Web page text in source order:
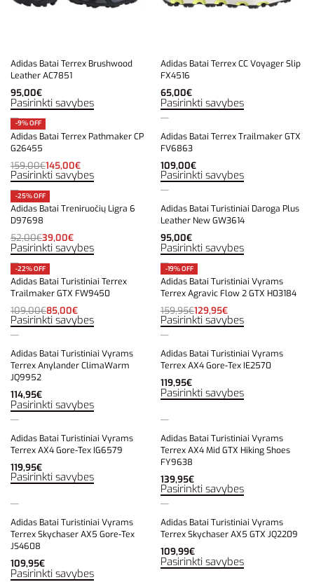
Adidas Batai Terrex Brushwood
Leather AC7851
95,00€
Pasirinkti savybes
Adidas Batai Terrex CC Voyager Slip
FX4516
65,00€
Pasirinkti savybes
-9% OFF
Adidas Batai Terrex Pathmaker CP
G26455
159,00€145,00€
Pasirinkti savybes
Adidas Batai Terrex Trailmaker GTX
FV6863
109,00€
Pasirinkti savybes
-25% OFF
Adidas Batai Treniruočių Ligra 6
D97698
52,00€39,00€
Pasirinkti savybes
Adidas Batai Turistiniai Daroga Plus
Leather New GW3614
95,00€
Pasirinkti savybes
-22% OFF
Adidas Batai Turistiniai Terrex
Trailmaker GTX FW9450
109,00€85,00€
Pasirinkti savybes
-19% OFF
Adidas Batai Turistiniai Vyrams
Terrex Agravic Flow 2 GTX H03184
159,95€129,95€
Pasirinkti savybes
Adidas Batai Turistiniai Vyrams
Terrex Anylander ClimaWarm
JQ9952
114,95€
Pasirinkti savybes
Adidas Batai Turistiniai Vyrams
Terrex AX4 Gore-Tex IE2570
119,95€
Pasirinkti savybes
Adidas Batai Turistiniai Vyrams
Terrex AX4 Gore-Tex IG6579
119,95€
Pasirinkti savybes
Adidas Batai Turistiniai Vyrams
Terrex AX4 Mid GTX Hiking Shoes
FY9638
139,95€
Pasirinkti savybes
Adidas Batai Turistiniai Vyrams
Terrex Skychaser AX5 Gore-Tex
JS4608
109,95€
Pasirinkti savybes
Adidas Batai Turistiniai Vyrams
Terrex Skychaser AX5 GTX JQ2209
109,99€
Pasirinkti savybes